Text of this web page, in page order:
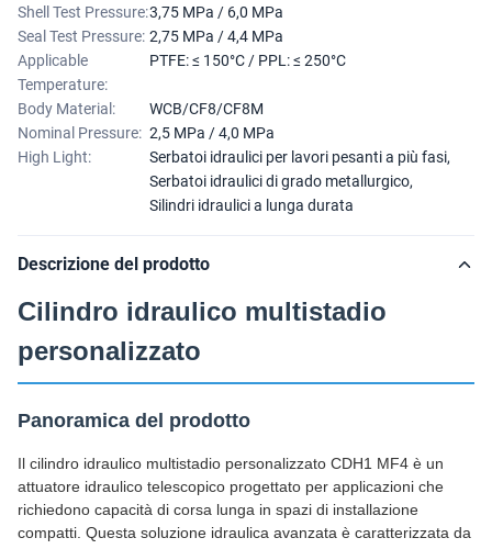
Shell Test Pressure:3,75 MPa / 6,0 MPa
Seal Test Pressure: 2,75 MPa / 4,4 MPa
Applicable
Temperature:
PTFE: ≤ 150°C / PPL: ≤ 250°C
Body Material:
WCB/CF8/CF8M
Nominal Pressure: 2,5 MPa / 4,0 MPa
High Light:
Serbatoi idraulici per lavori pesanti a più fasi,
Serbatoi idraulici di grado metallurgico,
Silindri idraulici a lunga durata
Descrizione del prodotto
Cilindro idraulico multistadio
personalizzato
Panoramica del prodotto
Il cilindro idraulico multistadio personalizzato CDH1 MF4 è un
attuatore idraulico telescopico progettato per applicazioni che
richiedono capacità di corsa lunga in spazi di installazione
compatti. Questa soluzione idraulica avanzata è caratterizzata da